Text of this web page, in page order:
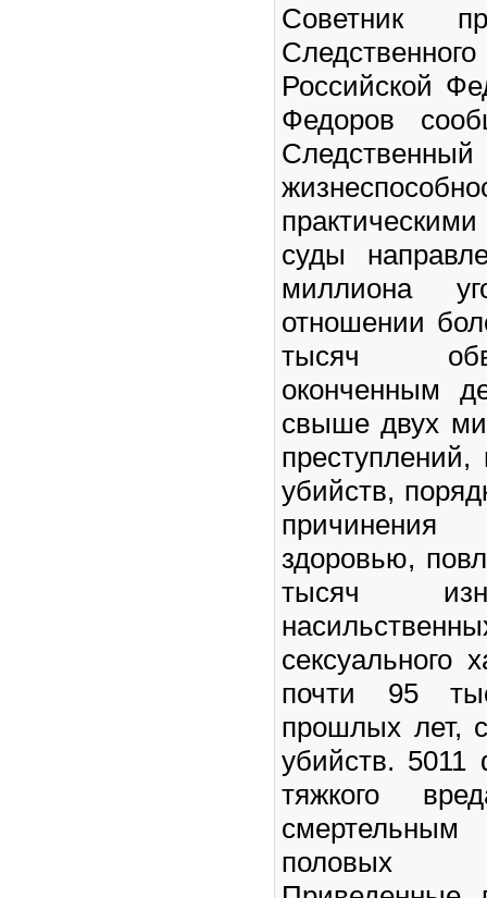
Советник
Российской
Федоров
суды
миллиона
отношении
тысяч
оконченным
свыше двух
убийств,
здоровью,
тысяч
сексуального
почти 95
прошлых лет,
убийств. 5011
тяжкого
половых